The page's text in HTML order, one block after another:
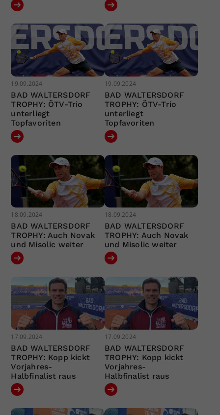
19.09.2024
BAD WALTERSDORF
TROPHY: ÖTV-Trio
unterliegt
Topfavoriten
19.09.2024
BAD WALTERSDORF
TROPHY: ÖTV-Trio
unterliegt
Topfavoriten
18.09.2024
BAD WALTERSDORF
TROPHY: Auch Novak
und Misolic weiter
18.09.2024
BAD WALTERSDORF
TROPHY: Auch Novak
und Misolic weiter
17.09.2024
BAD WALTERSDORF
TROPHY: Kopp kickt
Vorjahres-
Halbfinalist raus
17.09.2024
BAD WALTERSDORF
TROPHY: Kopp kickt
Vorjahres-
Halbfinalist raus